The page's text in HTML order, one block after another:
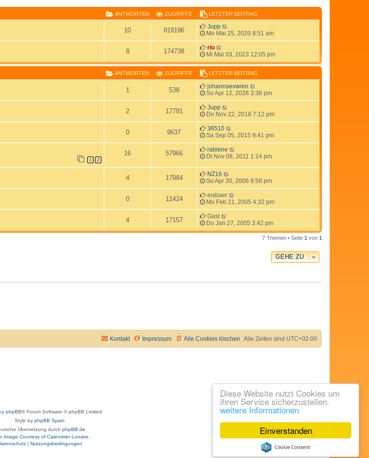
Einverstanden
Diese Website nutzt Cookies um
ihren Service sicherzustellen.
weitere Informationen
ANTWORTEN ZUGRIFFE LETZTER BEITRAG
10 819196
Jupp
Mo Mai 25, 2020 8:51 am
8 174738
rio
Mi Mai 03, 2023 12:05 pm
ANTWORTEN ZUGRIFFE LETZTER BEITRAG
1 538
johannaexwien
So Apr 12, 2026 3:38 pm
2 17781
Jupp
Do Nov 22, 2018 7:12 pm
0 9637
36510
Sa Sep 05, 2015 9:41 pm
1 2
16 57966
rabiene
Di Nov 08, 2011 1:14 pm
4 17984
NZ16
So Apr 30, 2006 9:58 pm
0 11424
eisbaer
Mo Feb 21, 2005 4:32 pm
4 17157
Gast
Do Jan 27, 2005 3:42 pm
7 Themen • Seite 1 von 1
GEHE ZU
Alle Zeiten sind UTC+02:00
Alle Cookies löschen
Impressum
Kontakt
phpBB® Forum Software © phpBB Limited
Style by phpBB Spain
Übersetzung durch phpBB.de
Image Courtesy of Calendrier Lunaire.
| Nutzungsbedingungen